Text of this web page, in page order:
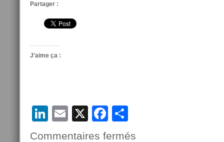
Partager :
J’aime ça :
LinkedIn
Email
X Facebook
Commentaires fermés